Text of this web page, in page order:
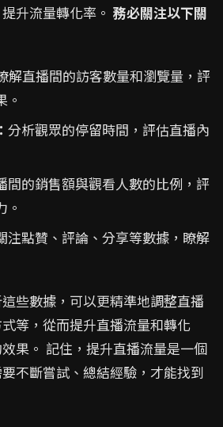
升流量轉化率。 務必關注以下關
解直播間的訪客數量和瀏覽量，評
。
分析觀眾的停留時間，評估直播內
間的銷售額與觀看人數的比例，評
。
注點贊、評論、分享等數據，瞭解
些數據，可以更精準地調整直播
等，從而提升直播流量和轉化
果。 記住，提升直播流量是一個
不斷嘗試、總結經驗，才能找到